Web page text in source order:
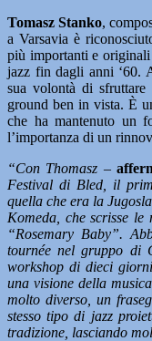
Tomasz Stanko,
a Varsavia è
più importanti e originali
jazz fin dagli anni ‘60.
sua volontà di
ground ben in vista. È
che ha mantenuto un
l’importanza di un
“Con Thomasz –
Festival di Bled, il
quella che era la
Komeda, che scrisse
“Rosemary Baby”.
tournée nel gruppo di
workshop di dieci
una visione della
molto diverso, un
stesso tipo di jazz
tradizione, lasciando